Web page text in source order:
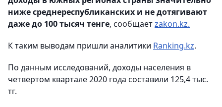
ниже среднереспубликанских и не дотягивают
даже до 100 тысяч тенге, сообщаетzakon.kz.
К таким выводам пришли аналитики Ranking.kz.
По данным исследований, доходы населения в
четвертом квартале 2020 года составили 125,4 тыс.
тг.